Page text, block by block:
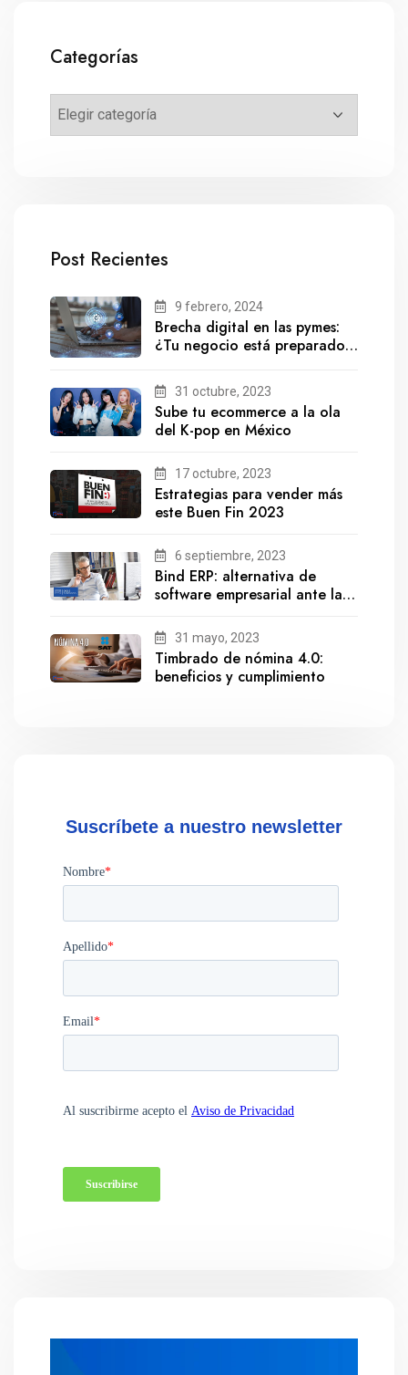
Categorías
Post Recientes
9 febrero, 2024
Brecha digital en las pymes:
¿Tu negocio está preparado
31 octubre, 2023
Sube tu ecommerce a la ola
del K-pop en México
17 octubre, 2023
Estrategias para vender más
este Buen Fin 2023
6 septiembre, 2023
Bind ERP: alternativa de
software empresarial ante la
31 mayo, 2023
Timbrado de nómina 4.0:
beneficios y cumplimiento
Suscríbete a nuestro newsletter